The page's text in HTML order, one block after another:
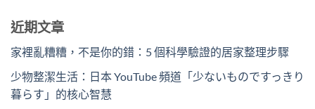
近期文章
家裡亂糟糟，不是你的錯：5 個科學驗證的居家整理步驟
少物整潔生活：日本 YouTube 頻道「少ないものですっきり
暮らす」的核心智慧